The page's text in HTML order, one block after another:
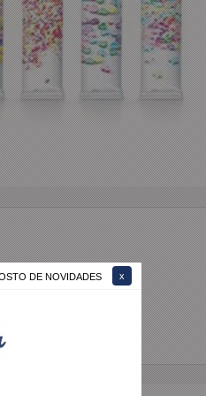
DE NOVIDADES
desejada.